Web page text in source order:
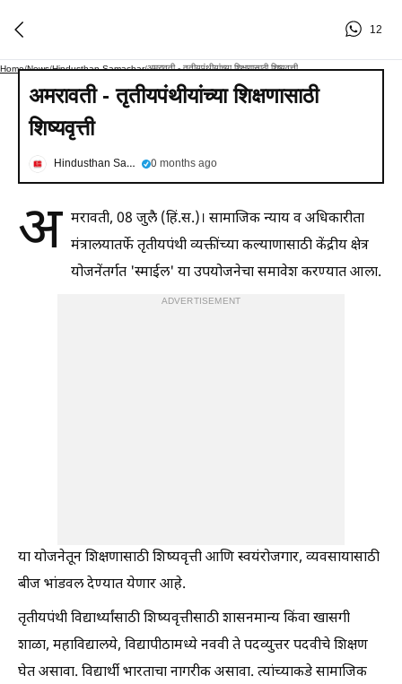
12
Home/News/Hindusthan Samachar/अमरावती - तृतीयपंथीयांच्या शिक्षणासाठी शिष्यवृत्ती
अमरावती - तृतीयपंथीयांच्या शिक्षणासाठी
शिष्यवृत्ती
Hindusthan Samachar 0 months ago
अ मरावती, 08 जुलै (हिं.स.)। सामाजिक न्याय व अधिकारीता
मंत्रालयातर्फे तृतीयपंथी व्यक्तींच्या कल्याणासाठी केंद्रीय क्षेत्र
योजनेंतर्गत 'स्माईल' या उपयोजनेचा समावेश करण्यात आला.
ADVERTISEMENT
या योजनेतून शिक्षणासाठी शिष्यवृत्ती आणि स्वयंरोजगार, व्यवसायासाठी
बीज भांडवल देण्यात येणार आहे.
तृतीयपंथी विद्यार्थ्यांसाठी शिष्यवृत्तीसाठी शासनमान्य किंवा खासगी
शाळा, महाविद्यालये, विद्यापीठामध्ये नववी ते पदव्युत्तर पदवीचे शिक्षण
घेत असावा. विद्यार्थी भारताचा नागरीक असावा. त्यांच्याकडे सामाजिक